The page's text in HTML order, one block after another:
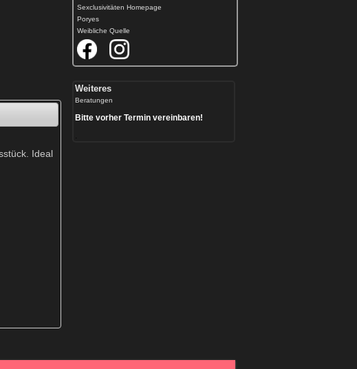
Ideal
Sexclusivitäten Homepage
Poryes
Weibliche Quelle
Weiteres
Beratungen
Bitte vorher Termin vereinbaren!